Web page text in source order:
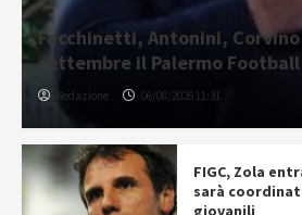
Facchinetti, Antonini, Corvino
settembre il Palermo
Redazione 06/08/2026 11:31
FIGC, Zola
sarà
giovanili